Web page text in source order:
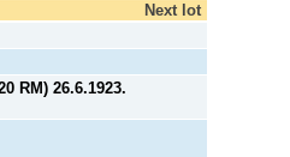
Next lot
RM) 26.6.1923.